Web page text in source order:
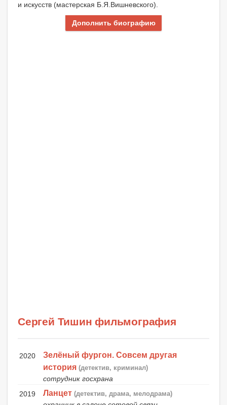
и искусств (мастерская Б.Я.Вишневского).
Дополнить биографию
Сергей Тишин фильмография
2020
Зелёный фургон. Совсем другая
история (детектив, криминал)
сотрудник госхрана
2019
Ланцет (детектив, драма, мелодрама)